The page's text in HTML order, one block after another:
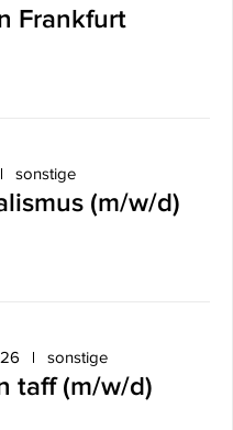
Frankfurt
sonstige
(m/w/d)
sonstige
taff (m/w/d)